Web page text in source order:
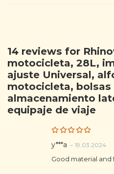
14 reviews for
motocicleta, 28L,
ajuste Universal,
motocicleta, bolsas
almacenamiento
equipaje de viaje
Rated 5
out of 5
y***a – 19.03.2024
Good material and